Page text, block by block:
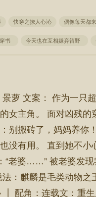
快穿之撩人心沁 偶像每天都
书 今天也在互相嫌弃笛野
景萝 文案： 作为一
女主角。 面对凶残
别搬砖了，妈妈养你
没有用。 直到她不
“老婆……” 被老婆发
法：麒麟是毛类动物
┃ 配角：连载文：重